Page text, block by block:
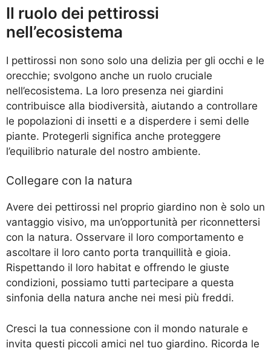
Il ruolo dei pettirossi
nell’ecosistema
I pettirossi non sono solo una delizia per gli occhi e le
orecchie; svolgono anche un ruolo cruciale
nell’ecosistema. La loro presenza nei giardini
contribuisce alla biodiversità, aiutando a controllare
le popolazioni di insetti e a disperdere i semi delle
piante. Protegerli significa anche proteggere
l’equilibrio naturale del nostro ambiente.
Collegare con la natura
Avere dei pettirossi nel proprio giardino non è solo un
vantaggio visivo, ma un’opportunità per riconnettersi
con la natura. Osservare il loro comportamento e
ascoltare il loro canto porta tranquillità e gioia.
Rispettando il loro habitat e offrendo le giuste
condizioni, possiamo tutti partecipare a questa
sinfonia della natura anche nei mesi più freddi.
Cresci la tua connessione con il mondo naturale e
invita questi piccoli amici nel tuo giardino. Ricorda le